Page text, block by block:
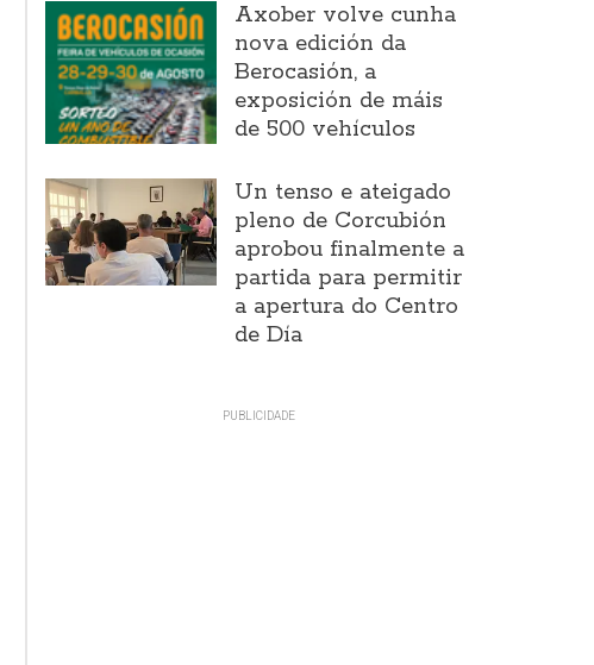
Axober volve cunha
nova edición da
Berocasión, a
exposición de máis
de 500 vehículos
Un tenso e ateigado
pleno de Corcubión
aprobou finalmente a
partida para permitir
a apertura do Centro
de Día